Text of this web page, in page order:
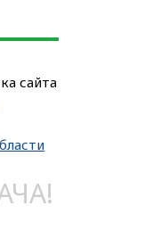
сайта